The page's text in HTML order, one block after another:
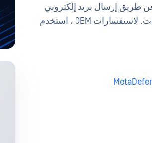
طريق إرسال بريد إلكتروني
وسيقوم فريقنا بالرد عليك بجميع المعلومات. لاستفسارات OEM ، استخدم